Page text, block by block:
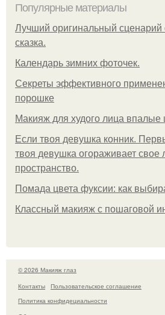
Популярные материалы
Лучший оригинальный сценарий
сказка.
Календарь зимних фоточек.
Секреты эффективного
порошке
Макияж для худого лица впалые
Если твоя девушка конник.
твоя девушка огораживает свое
пространство.
Помада цвета фуксии: как
Классный макияж с пошаговой
© 2026 Макияж глаз
Контакты
Пользовательское соглашение
Политика конфидециальности